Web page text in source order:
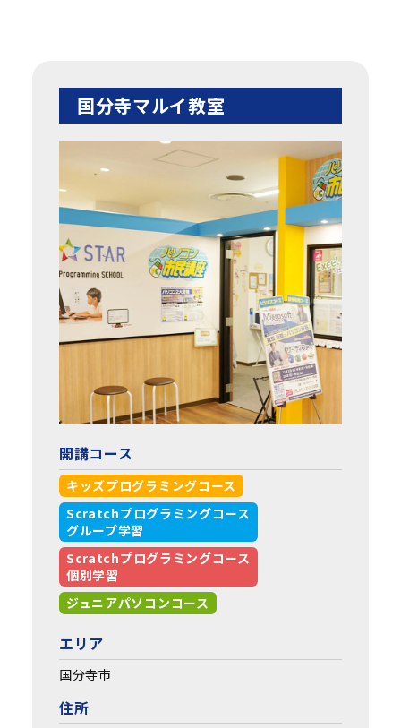
国分寺マルイ教室
開講コース
キッズプログラミングコース
Scratchプログラミングコース
グループ学習
Scratchプログラミングコース
個別学習
ジュニアパソコンコース
エリア
国分寺市
住所